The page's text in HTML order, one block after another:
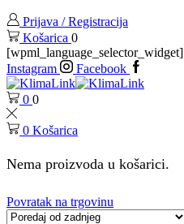
Prijava / Registracija
Košarica 0
[wpml_language_selector_widget]
Instagram
Facebook
0 0
0 Košarica
Nema proizvoda u košarici.
Povratak na trgovinu